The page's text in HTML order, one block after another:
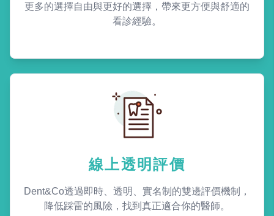
更多的選擇自由與更好的選擇，帶來更方便與舒適的
看診經驗。
線上透明評價
Dent&Co透過即時、透明、實名制的雙邊評價機制，
降低踩雷的風險，找到真正適合你的醫師。